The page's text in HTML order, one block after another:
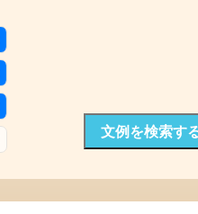
文例を検索す